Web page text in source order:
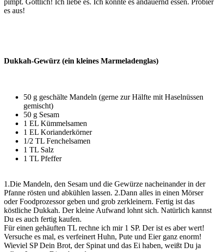
es aus!
Dukkah-Gewürz (ein kleines Marmeladenglas)
50 g geschälte Mandeln (gerne zur Hälfte mit Haselnüssen
gemischt)
50 g Sesam
1 EL Kümmelsamen
1 EL Korianderkörner
1/2 TL Fenchelsamen
1 TL Salz
1 TL Pfeffer
1.Die Mandeln, den Sesam und die Gewürze nacheinander in der
Pfanne rösten und abkühlen lassen. 2.Dann alles in einen Mörser
oder Foodprozessor geben und grob zerkleinern. Fertig ist das
köstliche Dukkah. Der kleine Aufwand lohnt sich. Natürlich kannst
Du es auch fertig kaufen.
Für einen gehäuften TL rechne ich mir 1 SP. Der ist es aber wert!
Versuche es mal, es verfeinert Huhn, Pute und Eier ganz enorm!
Wieviel SP Dein Brot, der Spinat und das Ei haben, weißt Du ja